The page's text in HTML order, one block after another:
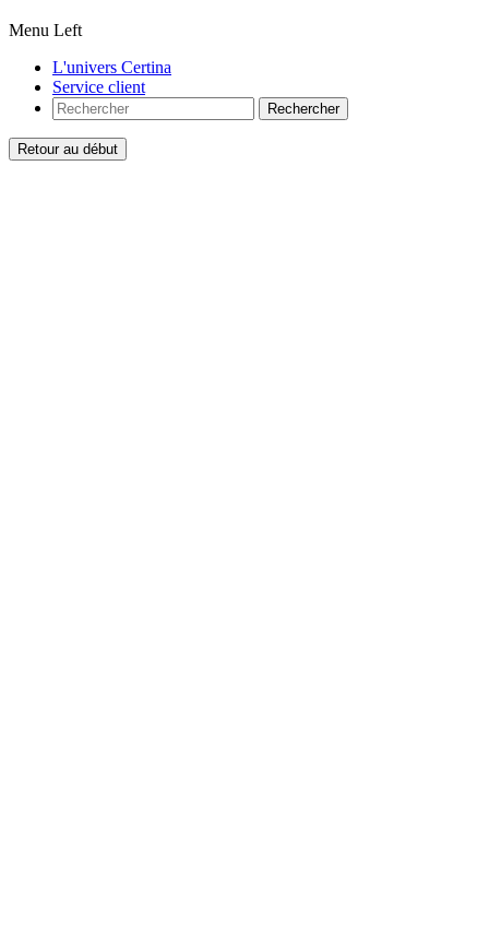
Menu Left
L'univers Certina
Service client
Rechercher
Retour au début